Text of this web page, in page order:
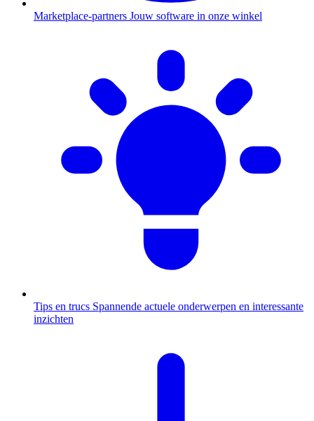
Marketplace-partners Jouw software in onze winkel
Tips en trucs Spannende actuele onderwerpen en interessante
inzichten